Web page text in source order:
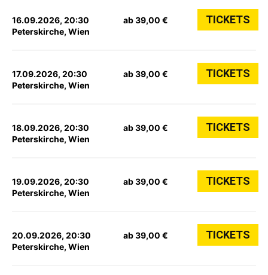
16.09.2026, 20:30
Peterskirche, Wien
ab 39,00 € TICKETS
17.09.2026, 20:30
Peterskirche, Wien
ab 39,00 € TICKETS
18.09.2026, 20:30
Peterskirche, Wien
ab 39,00 € TICKETS
19.09.2026, 20:30
Peterskirche, Wien
ab 39,00 € TICKETS
20.09.2026, 20:30
Peterskirche, Wien
ab 39,00 € TICKETS